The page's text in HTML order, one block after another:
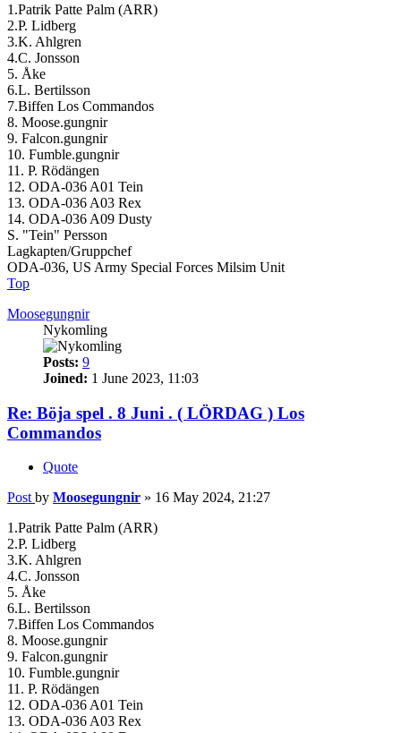
1.Patrik Patte Palm (ARR)
2.P. Lidberg
3.K. Ahlgren
4.C. Jonsson
5. Åke
6.L. Bertilsson
7.Biffen Los Commandos
8. Moose.gungnir
9. Falcon.gungnir
10. Fumble.gungnir
11. P. Rödängen
12. ODA-036 A01 Tein
13. ODA-036 A03 Rex
14. ODA-036 A09 Dusty
S. "Tein" Persson
Lagkapten/Gruppchef
ODA-036, US Army Special Forces Milsim Unit
Top
Moosegungnir
Nykomling
Posts: 9
Joined: 1 June 2023, 11:03
Re: Böja spel . 8 Juni . ( LÖRDAG ) Los
Commandos
Quote
Post by Moosegungnir » 16 May 2024, 21:27
1.Patrik Patte Palm (ARR)
2.P. Lidberg
3.K. Ahlgren
4.C. Jonsson
5. Åke
6.L. Bertilsson
7.Biffen Los Commandos
8. Moose.gungnir
9. Falcon.gungnir
10. Fumble.gungnir
11. P. Rödängen
12. ODA-036 A01 Tein
13. ODA-036 A03 Rex